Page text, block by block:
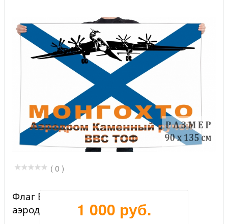
( 0 )
Флаг ВВС Тихоокеанского флота
аэродром "Каменный ручей"
1 000 руб.